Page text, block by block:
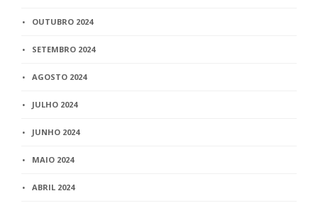
OUTUBRO 2024
SETEMBRO 2024
AGOSTO 2024
JULHO 2024
JUNHO 2024
MAIO 2024
ABRIL 2024